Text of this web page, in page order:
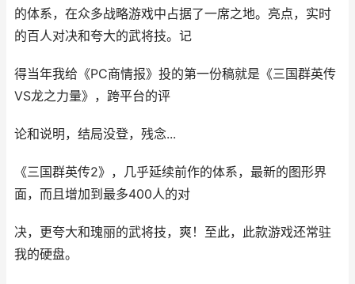
的体系，在众多战略游戏中占据了一席之地。亮点，实时
的百人对决和夸大的武将技。记
得当年我给《PC商情报》投的第一份稿就是《三国群英传
VS龙之力量》，跨平台的评
论和说明，结局没登，残念...
《三国群英传2》，几乎延续前作的体系，最新的图形界
面，而且增加到最多400人的对
决，更夸大和瑰丽的武将技，爽！至此，此款游戏还常驻
我的硬盘。